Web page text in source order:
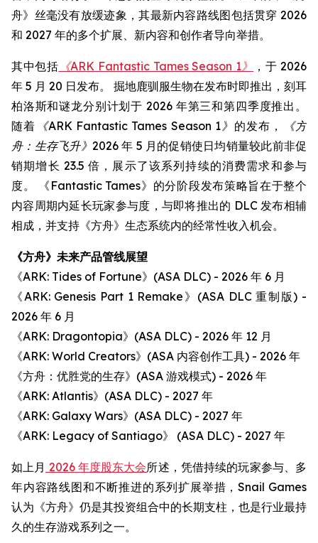
舟》丝毫没有放缓迹象，其最新内容路线图包括贯穿 2026
和 2027 年的多个扩展、新内容和创作者导向举措。
其中包括 《ARK Fantastic Tames Season 1》
，于 2026
年 5 月 20 日发布。 掘地鹿驯服生物在发布时即推出，刻耳
柏洛斯和谜龙分别计划于 2026 年第三和第四季度推出。
随着 《ARK Fantastic Tames Season 1》 的发布，
《方
舟：生存飞升》 2026 年 5 月的促销使日均销量较此前非促
销期增长 23.5 倍，展示了该系列持续的消费需求和参与
度。 《Fantastic Tames》的分阶段发布策略旨在于整个
内容周期内延长玩家参与度，与即将推出的 DLC 发布相辅
相成，并支持《方舟》生态系统内的经常性收入机会。
《方舟》未来产品管线展望
《ARK: Tides of Fortune》(ASA DLC) - 2026 年 6 月
《ARK: Genesis Part 1 Remake》(ASA DLC 重制版) -
2026 年 6 月
《ARK: Dragontopia》(ASA DLC) - 2026 年 12 月
《ARK: World Creators》(ASA 内容创作工具) - 2026 年
《方舟：优胜党的生存》(ASA 游戏模式) - 2026 年
《ARK: Atlantis》(ASA DLC) - 2027 年
《ARK: Galaxy Wars》(ASA DLC) - 2027 年
《ARK: Legacy of Santiago》 (ASA DLC) - 2027 年
如上月 2026 年度股东大会所述，凭借持续的玩家参与、多
年内容路线图和不断推进的系列扩展举措，Snail Games
认为《方舟》仍是其投资组合中的长期支柱，也是行业最持
久的生存游戏系列之一。